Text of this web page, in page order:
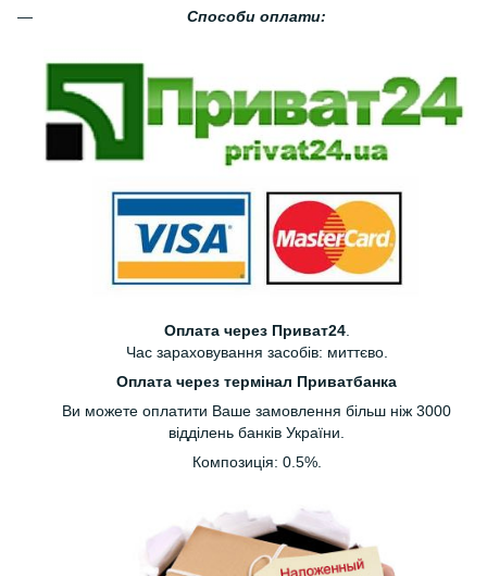
Способи оплати:
Оплата через Приват24.
Час зараховування засобів: миттєво.
Оплата через термінал Приватбанка
Ви можете оплатити Ваше замовлення більш ніж 3000
відділень банків України.
Композиція: 0.5%.